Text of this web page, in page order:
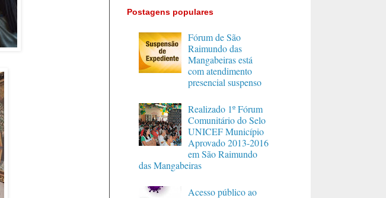
Postagens populares
Fórum de São
Raimundo das
Mangabeiras está
com atendimento
presencial suspenso
Realizado 1º Fórum
Comunitário do Selo
UNICEF Município
Aprovado 2013-2016
em São Raimundo
das Mangabeiras
Acesso público ao